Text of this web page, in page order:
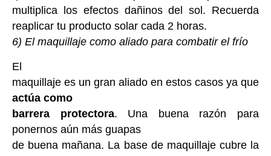
multiplica los efectos dañinos del sol. Recuerda
reaplicar tu producto solar cada 2 horas.
6) El maquillaje como aliado para combatir el frío
El
maquillaje es un gran aliado en estos casos ya que
actúa como
barrera protectora. Una buena razón para
ponernos aún más guapas
de buena mañana. La base de maquillaje cubre la